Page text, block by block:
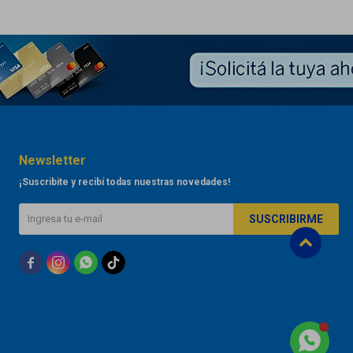
Newsletter
¡Suscribite y recibí todas nuestras novedades!
SUSCRIBIRME
  